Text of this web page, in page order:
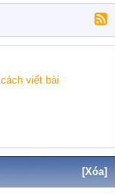
cách viết bài
[Xóa]